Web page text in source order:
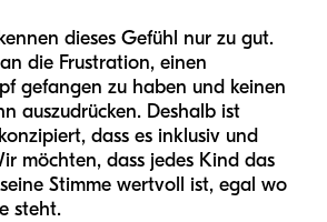
dieses Gefühl nur zu gut.
die Frustration, einen
gefangen zu haben und keinen
auszudrücken. Deshalb ist
dass es inklusiv und
möchten, dass jedes Kind das
Stimme wertvoll ist, egal wo
steht.